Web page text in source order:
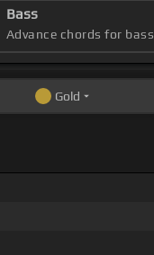
Bass
Advance chords for bass
Gold